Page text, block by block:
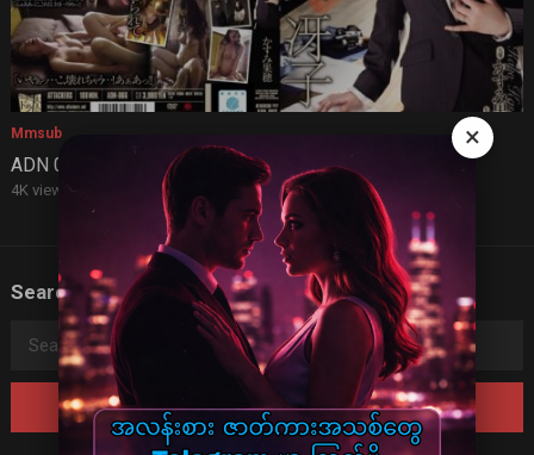
Mmsub
ADN 066 (mmsub)
4K views 2 years ago
Search
Search
×